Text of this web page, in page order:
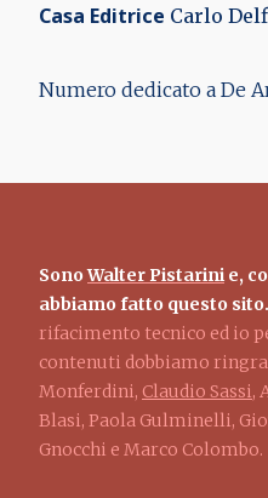
Casa Editrice Carlo
Numero dedicato a De
SonoWalter Pistarini e,
abbiamo fatto questo sito.
rifacimento tecnico ed io
contenuti dobbiamo
Monferdini, Claudio Sassi,
Blasi, Paola Gulminelli,
Gnocchi e Marco Colombo.